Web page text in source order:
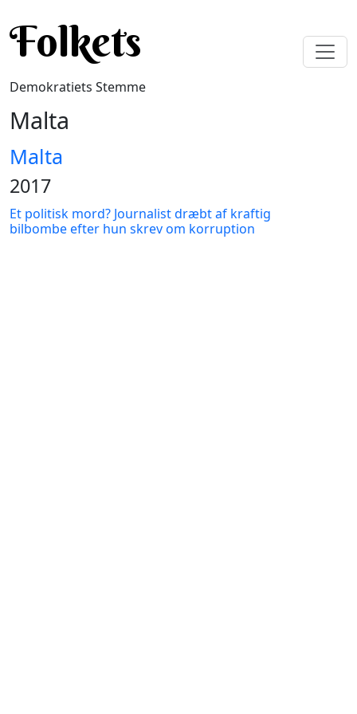
Folkets
Demokratiets Stemme
Malta
Malta
2017
Et politisk mord? Journalist dræbt af kraftig
bilbombe efter hun skrev om korruption